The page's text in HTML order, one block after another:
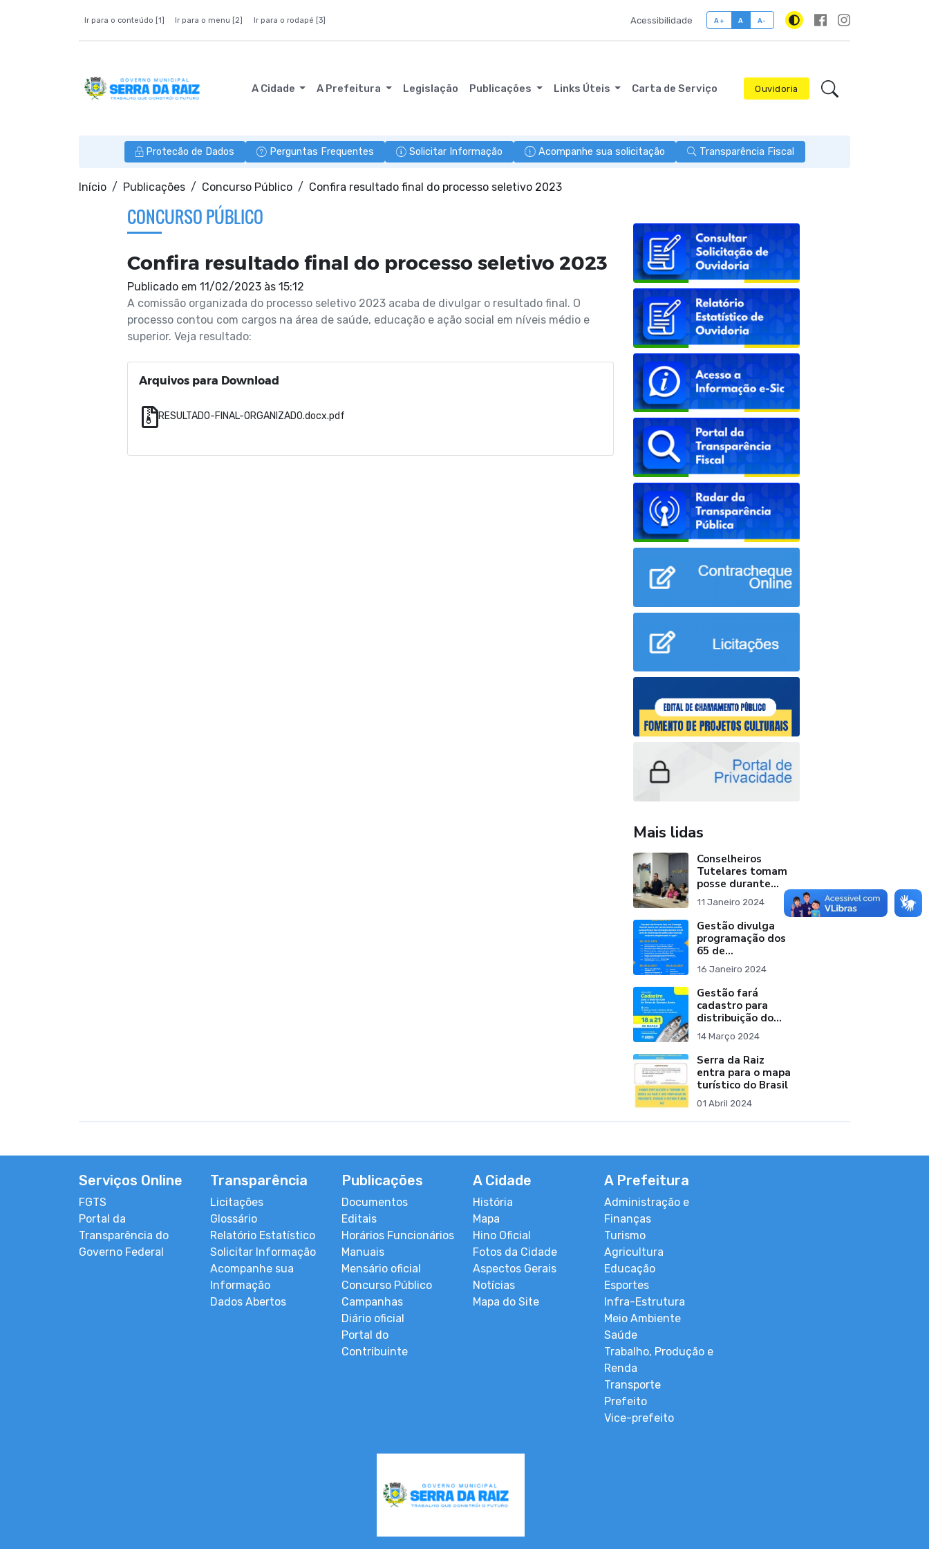
Ir para o conteúdo [1] Ir para o menu [2] Ir para o rodapé [3] Acessibilidade A+ A A-
A Cidade A Prefeitura Legislação Publicações Links Úteis Carta de Serviço Ouvidoria
Protecão de Dados Perguntas Frequentes Solicitar Informação Acompanhe sua solicitação Transparência Fiscal
Início Publicações Concurso Público Confira resultado final do processo seletivo 2023
CONCURSO PÚBLICO
Confira resultado final do processo seletivo 2023
Publicado em 11/02/2023 às 15:12
A comissão organizada do processo seletivo 2023 acaba de divulgar o resultado final. O
processo contou com cargos na área de saúde, educação e ação social em níveis médio e
superior. Veja resultado:
Arquivos para Download
RESULTADO-FINAL-ORGANIZADO.docx.pdf
Mais lidas
Conselheiros
Tutelares tomam
posse durante
solenidade na
câmara municipal
11 Janeiro 2024
Gestão divulga
programação dos
65 de
Emancipação
Política
16 Janeiro 2024
Gestão fará
cadastro para
distribuição do
peixe na semana
santa
14 Março 2024
Serra da Raiz
entra para o mapa
turístico do Brasil
01 Abril 2024
Serviços Online
FGTS
Portal da
Transparência do
Governo Federal
Transparência
Licitações
Glossário
Relatório Estatístico
Solicitar Informação
Acompanhe sua
Informação
Dados Abertos
Publicações
Documentos
Editais
Horários Funcionários
Manuais
Mensário oficial
Concurso Público
Campanhas
Diário oficial
Portal do
Contribuinte
A Cidade
História
Mapa
Hino Oficial
Fotos da Cidade
Aspectos Gerais
Notícias
Mapa do Site
A Prefeitura
Administração e
Finanças
Turismo
Agricultura
Educação
Esportes
Infra-Estrutura
Meio Ambiente
Saúde
Trabalho, Produção e
Renda
Transporte
Prefeito
Vice-prefeito